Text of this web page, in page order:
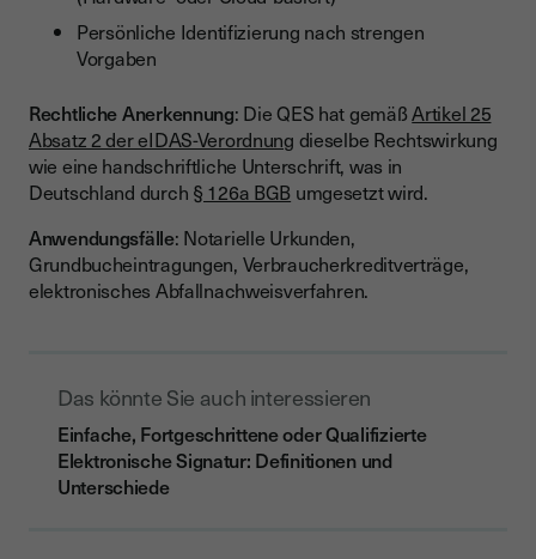
Persönliche Identifizierung nach strengen
Vorgaben
Rechtliche Anerkennung: Die QES hat gemäßArtikel 25
Absatz 2 der eIDAS-Verordnung dieselbe Rechtswirkung
wie eine handschriftliche Unterschrift, was in
Deutschland durch § 126a BGB umgesetzt wird.
Anwendungsfälle: Notarielle Urkunden,
Grundbucheintragungen, Verbraucherkreditverträge,
elektronisches Abfallnachweisverfahren.
Das könnte Sie auch interessieren
Einfache, Fortgeschrittene oder Qualifizierte
Elektronische Signatur: Definitionen und
Unterschiede